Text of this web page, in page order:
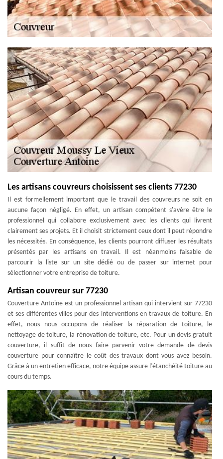
Les artisans couvreurs choisissent ses clients 77230
Il est formellement important que le travail des couvreurs ne soit en
aucune façon négligé. En effet, un artisan compétent s'avère être le
professionnel qui collabore exclusivement avec les clients qui livrent
clairement ses projets. Et il choisit strictement ceux dont il peut répondre
les nécessités. En conséquence, les clients pourront diffuser les résultats
présentés par les artisans en travail. Il est néanmoins faisable de
parcourir la liste sur un site dédié ou de passer sur internet pour
sélectionner votre entreprise de toiture.
Artisan couvreur sur 77230
Couverture Antoine est un professionnel artisan qui intervient sur 77230
et ses différentes villes pour des interventions en travaux de toiture. En
effet, nous nous occupons de réaliser la réparation de toiture, le
nettoyage de toiture, la rénovation de toiture, etc. Pour un devis gratuit
couverture, il suffit de nous faire parvenir votre demande de devis
couverture pour connaître le coût des travaux dont vous avez besoin.
Grâce à un entretien efficace, notre équipe assure l’étanchéité toiture au
cours du temps.